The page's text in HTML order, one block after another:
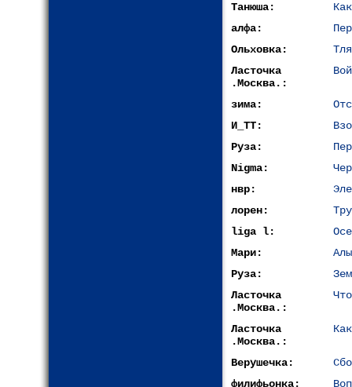
Танюша:
алфа:
Ольховка:
Ласточка
.Москва.:
зима:
И_ТТ:
Руза:
Nigma:
нвр:
лорен:
liga l:
Мари:
Руза:
Ласточка
.Москва.:
Ласточка
.Москва.:
Верушечка:
филифьонка: